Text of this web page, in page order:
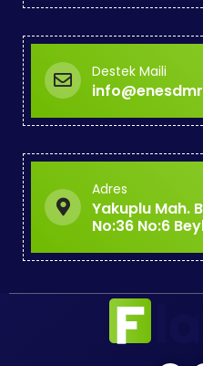
Destek Maili
Adres
Yakuplu Mah.
No:36 No:6